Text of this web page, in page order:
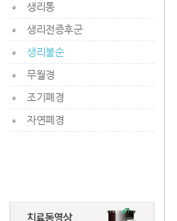
생리통
생리전증후군
생리불순
무월경
조기폐경
자연폐경